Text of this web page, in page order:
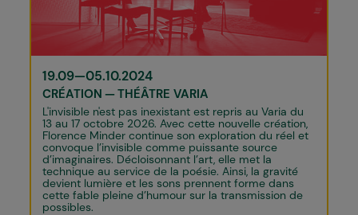
19.09—05.10.2024
CRÉATION THÉÂTRE VARIA
L'invisible n'est pas inexistant est repris au Varia du
13 au 17 octobre 2026. Avec cette nouvelle création,
Florence Minder continue son exploration du réel et
convoque l’invisible comme puissante source
d’imaginaires. Décloisonnant l’art, elle met la
technique au service de la poésie. Ainsi, la gravité
devient lumière et les sons prennent forme dans
cette fable pleine d’humour sur la transmission de
possibles.